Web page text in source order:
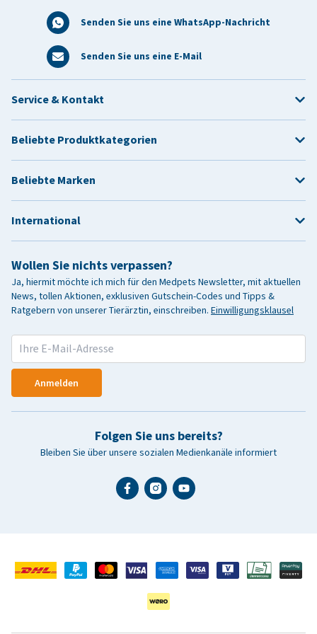
Senden Sie uns eine WhatsApp-Nachricht
Senden Sie uns eine E-Mail
Wollen Sie nichts verpassen?
Ja, hiermit möchte ich mich für den Medpets Newsletter, mit aktuellen
News, tollen Aktionen, exklusiven Gutschein-Codes und Tipps &
Ratgebern von unserer Tierärztin, einschreiben. Einwilligungsklausel
Anmelden
Folgen Sie uns bereits?
Bleiben Sie über unsere sozialen Medienkanäle informiert
Service & Kontakt
Beliebte Produktkategorien
Beliebte Marken
International